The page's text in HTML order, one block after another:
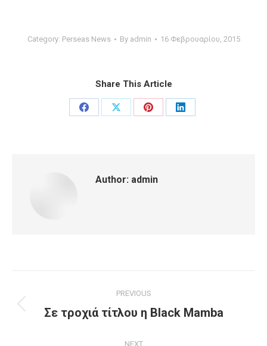
Category: Perseas News By admin 16 Φεβρουαρίου, 2015
Share This Article
Share
Share
Share
Share
Author: admin
navigation
PREVIOUS
Previous
Σε τροχιά τίτλου η Black Mamba
NEXT